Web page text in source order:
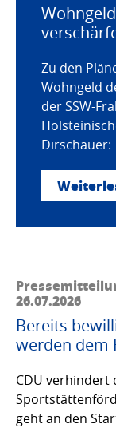
Zu den
Wohngeld
der SSW-
Dirschauer:
26.07.2026
Bereits
werden dem
CDU verhindert
geht an den